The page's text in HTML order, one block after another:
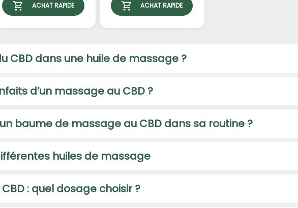
ACHAT RAPIDE ACHAT RAPIDE
CBD dans une huile de massage ?
d’un massage au CBD ?
baume de massage au CBD dans sa routine ?
huiles de massage
: quel dosage choisir ?